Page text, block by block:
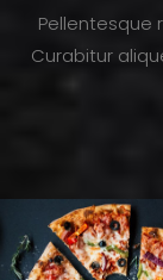
Pellentesque
Curabitur